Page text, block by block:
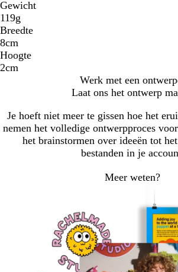
Gewicht
119g
Breedte
8cm
Hoogte
2cm
Werk met een
Laat ons het ontwerp
Je hoeft niet meer te gissen hoe het
nemen het volledige ontwerpproces
het brainstormen over ideeën tot
bestanden in je
Meer weten?